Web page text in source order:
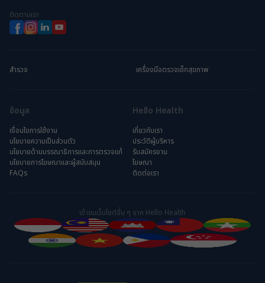
ติดตามเรา
สำรวจ เครื่องมือตรวจเช็กสุขภาพ
ข้อมูล
เงื่อนไขการใช้งาน
นโยบายความเป็นส่วนตัว
นโยบายด้านบรรณาธิการและการตรวจแก้
นโยบายการโฆษณาและผู้สนับสนุน
FAQs
Hello Health
เกี่ยวกับเรา
ประวัติผู้บริหาร
รับสมัครงาน
โฆษณา
ติดต่อเรา
เข้าชมเว็บไซต์อื่น ๆ จาก Hello Health